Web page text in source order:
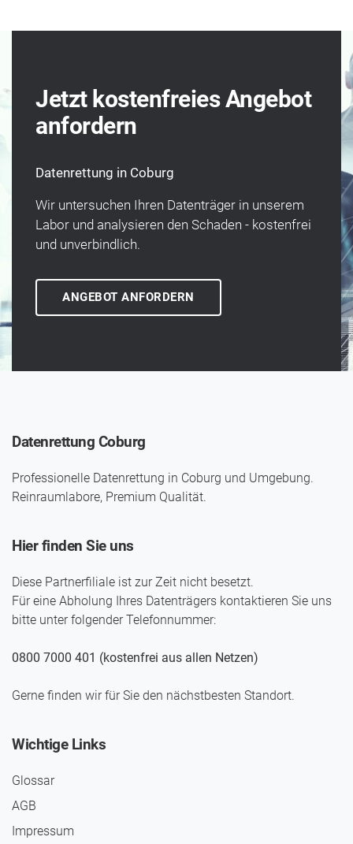
Jetzt kostenfreies Angebot
anfordern
Datenrettung in Coburg
Wir unter­suchen Ihren Daten­träger in unserem
Labor und analysieren den Schaden - kosten­frei
und un­verbindlich.
ANGEBOT ANFORDERN
Datenrettung Coburg
Professionelle Datenrettung in Coburg und Umgebung.
Reinraumlabore, Premium Qualität.
Hier finden Sie uns
Diese Partnerfiliale ist zur Zeit nicht besetzt.
Für eine Abholung Ihres Daten­trägers kontaktieren Sie uns
bitte unter folgender Telefon­nummer:
0800 7000 401 (kostenfrei aus allen Netzen)
Gerne finden wir für Sie den nächst­besten Standort.
Wichtige Links
Glossar
AGB
Impressum